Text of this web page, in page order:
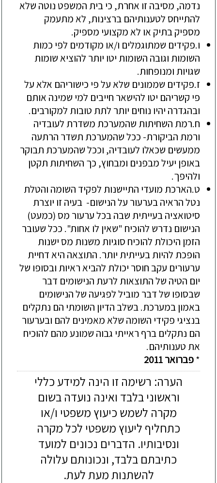
נדמה, מסיבה זו אחרת, כיבית המשפט נוטה שלא
להתייחס לטענותיהם ברצינות, לאמתעמק
מספיקבתיק או לאמקצועי מספיק.
ו.פקידים שמתוגמלים ו/או מקודמים לפי כמות
השומות וגובה השומות יטו יותר להוציאשומות
שגויות ומנופחות.
ז.פקידים שממונים שלאעלפי כישוריהם אלאעל
פי קשריהם יטו להישאר חייבים למי שמינה אותם
ובהגדרה יהיו נוחים יותר לתת טובות למקורבים.
ח.רמת השחיתות שהמערכת משדרת לעובדיה
ורמת הביקורת- ככלשהמערכת תשדר הרתעה
ממעשים שכאלו לעובדיה, וככלשהמערכת תבוקר
באופן יעילמבפנים ומבחוץ, כך השחיתות תקטן
ולהיפך.
ט.הארכת מועדי התיישנות לפקיד השומה והטלת
נטלהראיהבערעור עלהנישום- בעיה זו יוצרת
סיטואציהבעייתית שבהבכלערעור מס (כמעט)
הנישום נדרש להוכיח "שאין לו אחות". ככלשעובר
הזמן היכולת להוכיח סוגיות משנות מס ישנות
הופכת להיותבעייתית יותר. התוצאה היאדחיית
ערעורים עקב חוסר יכולת להביאראיות ובסופו של
יום הטיה שלהתוצאות לרעת הנישומים דבר
שבסופו שלדבר מוביללפגיעה שלהנישומים
באמוןבמערכת.בשלב הדיון השומתי הם נתקלים
בנציגי פקידי השומה שלאמאמינים להם ובערעור
הם נתקלים ברף ראייתי גבוה שמונעמהם להוכיח
את טענותיהם.
*פברואר2011
הערה: רשימה זו הינה למידע כללי
וראשוני בלבד ואינה נועדה בשום
מקרה לשמש כיעוץ משפטי ו/או
כתחליף ליעוץ משפטי לכל מקרה
ונסיבותיו. הדברים נכונים למועד
כתיבתם בלבד, ונכונותם עלולה
להשתנות מעת לעת.